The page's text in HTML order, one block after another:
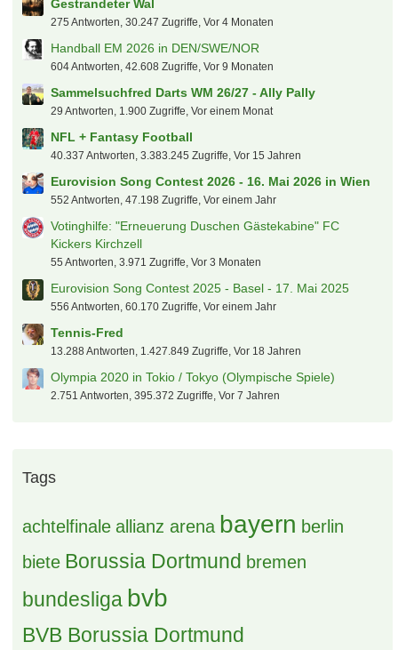
Gestrandeter Wal
275 Antworten, 30.247 Zugriffe, Vor 4 Monaten
Handball EM 2026 in DEN/SWE/NOR
604 Antworten, 42.608 Zugriffe, Vor 9 Monaten
Sammelsuchfred Darts WM 26/27 - Ally Pally
29 Antworten, 1.900 Zugriffe, Vor einem Monat
NFL + Fantasy Football
40.337 Antworten, 3.383.245 Zugriffe, Vor 15 Jahren
Eurovision Song Contest 2026 - 16. Mai 2026 in Wien
552 Antworten, 47.198 Zugriffe, Vor einem Jahr
Votinghilfe: "Erneuerung Duschen Gästekabine" FC
Kickers Kirchzell
55 Antworten, 3.971 Zugriffe, Vor 3 Monaten
Eurovision Song Contest 2025 - Basel - 17. Mai 2025
556 Antworten, 60.170 Zugriffe, Vor einem Jahr
Tennis-Fred
13.288 Antworten, 1.427.849 Zugriffe, Vor 18 Jahren
Olympia 2020 in Tokio / Tokyo (Olympische Spiele)
2.751 Antworten, 395.372 Zugriffe, Vor 7 Jahren
Tags
achtelfinale allianz arena bayern berlin
biete Borussia Dortmund bremen
bundesliga bvb
BVB Borussia Dortmund